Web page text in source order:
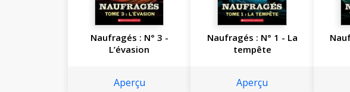
Naufragés : N° 3 -
L’évasion
Aperçu
Naufragés : N° 1 - La
tempête
Aperçu